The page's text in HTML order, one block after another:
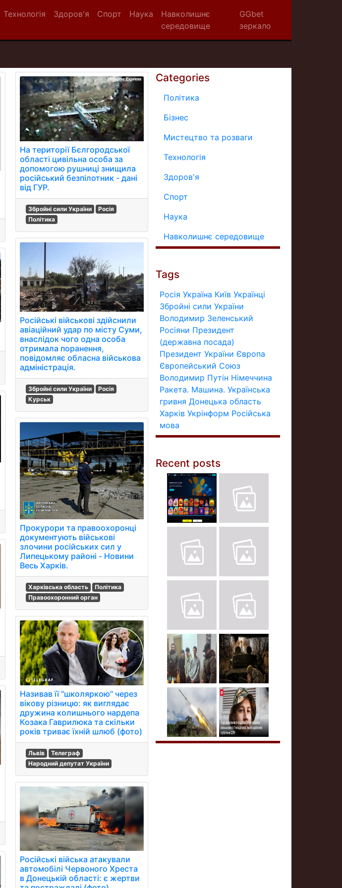
Технологія Здоров'я Спорт Наука
Навколишнє
середовище
GGbet
зеркало
На території Бєлгородської
області цивільна особа за
допомогою рушниці знищила
російський безпілотник - дані
від ГУР.
Збройні сили України
Росія
Політика
Російські військові здійснили
авіаційний удар по місту Суми,
внаслідок чого одна особа
отримала поранення,
повідомляє обласна військова
адміністрація.
Збройні сили України
Росія
Курськ
Прокурори та правоохоронці
документують військові
злочини російських сил у
Липецькому районі - Новини
Весь Харків.
Харківська область
Політика
Правоохоронний орган
Називав її "школяркою" через
вікову різницю: як виглядає
дружина колишнього нардепа
Козака Гаврилюка та скільки
років триває їхній шлюб (фото)
Львів
Телеграф
Народний депутат України
Російські війська атакували
автомобілі Червоного Хреста
в Донецькій області: є жертви
Categories
Політика
Бізнес
Мистецтво та розваги
Технологія
Здоров'я
Спорт
Наука
Навколишнє середовище
Tags
Росія Україна Київ Українці
Збройні сили України
Володимир Зеленський
Росіяни Президент
(державна посада)
Президент України Європа
Європейський Союз
Володимир Путін Німеччина
Ракета. Машина. Українська
гривня Донецька область
Харків Укрінформ Російська
мова
Recent posts